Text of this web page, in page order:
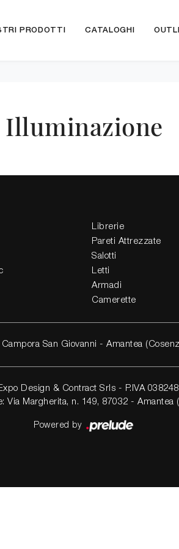
PRODOTTI CATALOGHI
Illuminazione
Librerie
Pareti Attrezzate
Salotti
Letti
Armadi
Camerette
San Giovanni - Amantea
Design & Contract Srls - P.IVA
Via Margherita, n. 149, 87032 - Amantea
Powered by